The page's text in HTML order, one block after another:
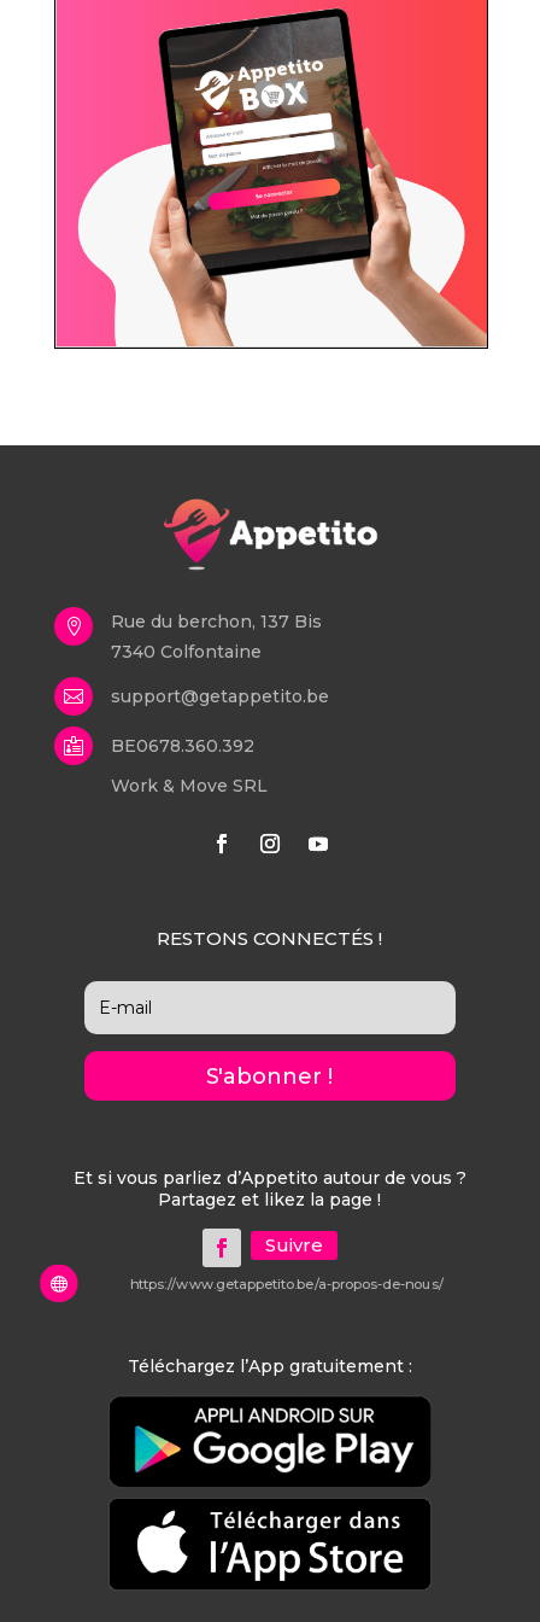

Rue du berchon, 137 Bis
7340 Colfontaine
 support@getappetito.be

BE0678.360.392
Work & Move SRL
RESTONS CONNECTÉS !
S'abonner !
Et si vous parliez d’Appetito autour de vous ?
Partagez et likez la page !
Suivre
 https://www.getappetito.be/a-propos-de-nous/
Téléchargez l’App gratuitement :